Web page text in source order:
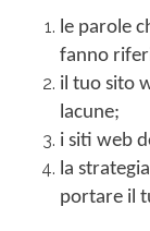
le parole
fanno
il tuo sito
lacune;
i siti web
la
portare il